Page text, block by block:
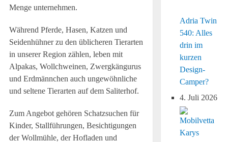
Menge unternehmen.
Während Pferde, Hasen, Katzen und
Seidenhühner zu den üblicheren Tierarten
in unserer Region zählen, leben mit
Alpakas, Wollchweinen, Zwergkängurus
und Erdmännchen auch ungewöhnliche
und seltene Tierarten auf dem Saliterhof.
Zum Angebot gehören Schatzsuchen für
Kinder, Stallführungen, Besichtigungen
der Wollmühle, der Hofladen und
Adria Twin
540: Alles
drin im
kurzen
Design-
Camper?
4. Juli 2026